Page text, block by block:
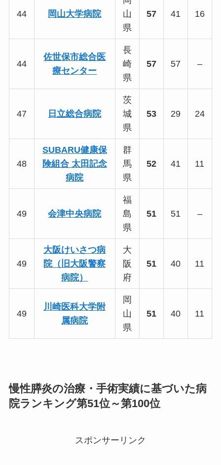
44 岡山大学病院
山
県
57 41 16
44
佐世保市総合医
療センター
長
崎
県
57 57 –
47 日立総合病院
茨
城
県
53 29 24
48
SUBARU健康保
険組合 太田記念
病院
群
馬
県
52 41 11
49 会津中央病院
福
島
県
51 51 –
49
大阪けいさつ病
院（旧大阪警察
病院）
大
阪
府
51 40 11
49
川崎医科大学附
属病院
岡
山
県
51 40 11
慢性膵炎の治療・手術実績に基づいた病
院ランキング第51位～第100位
スポンサーリンク